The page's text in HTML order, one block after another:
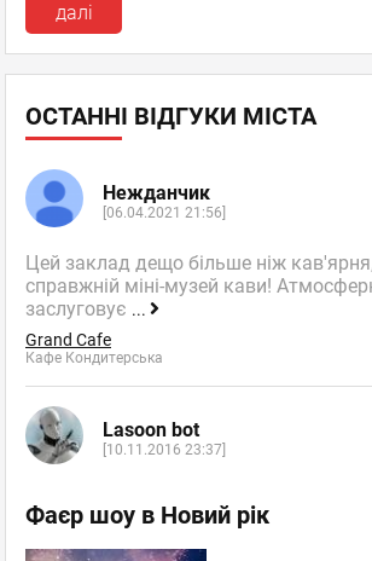
далі
ОСТАННІ ВІДГУКИ МІСТА
Нежданчик
[06.04.2021 21:56]
Цей заклад дещо більше ніж
справжній міні-музей кави!
заслуговує ...
Grand Cafe
Кафе Кондитерська
Lasoon bot
[10.11.2016 23:37]
Фаєр шоу в Новий рік